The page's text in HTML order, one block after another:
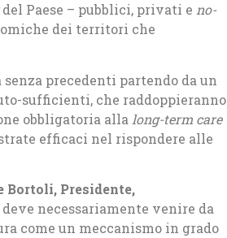
del Paese – pubblici, privati e no-
dei territori che
precedenti partendo da un
sufficienti, che raddoppieranno
obbligatoria alla long-term care
efficaci nel rispondere alle
Bortoli, Presidente,
necessariamente venire da
come un meccanismo in grado